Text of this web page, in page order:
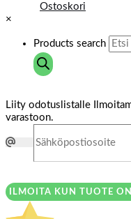
Ostoskori
×
Products search
Liity odotuslistalle
varastoon.
ILMOITA KUN TUOTE